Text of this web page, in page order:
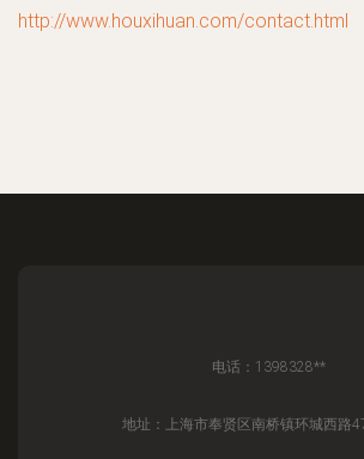
http://www.houxihuan.com/contact.html
电话：1398328**
地址：上海市奉贤区南桥镇环城西路